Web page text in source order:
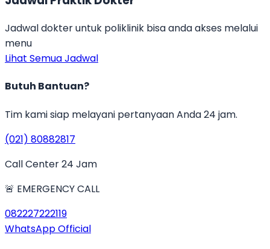
Jadwal dokter untuk poliklinik bisa anda akses melalui
menu
Lihat Semua Jadwal
Butuh Bantuan?
Tim kami siap melayani pertanyaan Anda 24 jam.
(021) 80882817
Call Center 24 Jam
🚨 EMERGENCY CALL
082227222119
WhatsApp Official